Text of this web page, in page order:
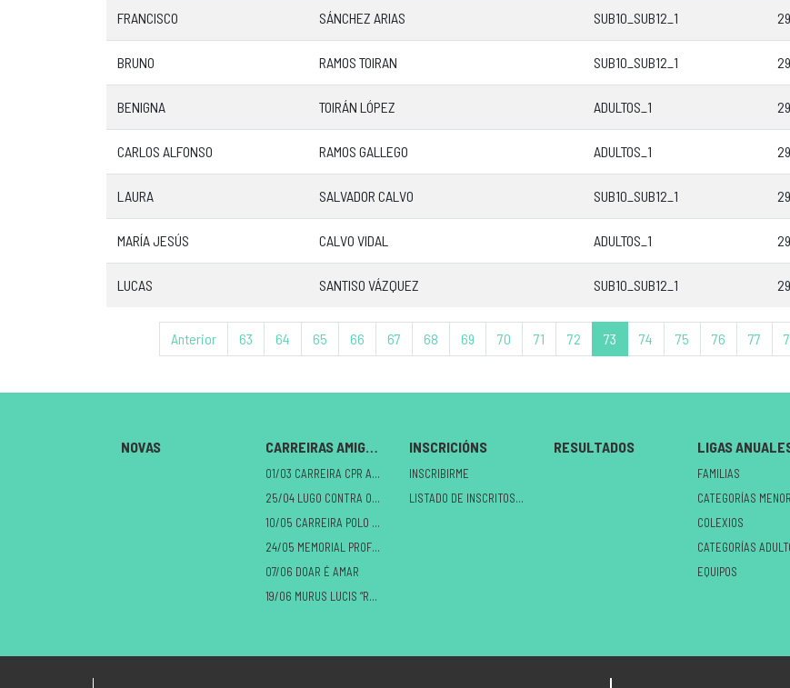
FRANCISCO SÁNCHEZ ARIAS SUB10_SUB12_1
BRUNO RAMOS TOIRAN SUB10_SUB12_1
BENIGNA TOIRÁN LÓPEZ ADULTOS_1
CARLOS ALFONSO RAMOS GALLEGO ADULTOS_1
LAURA SALVADOR CALVO SUB10_SUB12_1
MARÍA JESÚS CALVO VIDAL ADULTOS_1
LUCAS SANTISO VÁZQUEZ SUB10_SUB12_1
Anterior 63 64 65 66 67 68 69 70 71 72 73 74 75 76 77
NOVAS CARREIRAS AMIGAS
01/03 CARREIRA CPR A MILAGROSA
25/04 LUGO CONTRA O CANCRO
10/05 CARREIRA POLO DANO CEREBRAL
24/05 MEMORIAL PROFE ALBERTO
07/06 DOAR É AMAR
19/06 MURUS LUCIS “ROMANOS VS CASTREXOS”
INSCRICIÓNS
INSCRIBIRME
LISTADO DE INSCRITOS NO CIRCUÍTO
RESULTADOS LIGAS
FAMILIAS
CATEGORÍAS
COLEXIOS
CATEGORÍAS
EQUIPOS